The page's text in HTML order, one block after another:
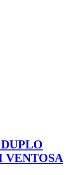
VENTOSA